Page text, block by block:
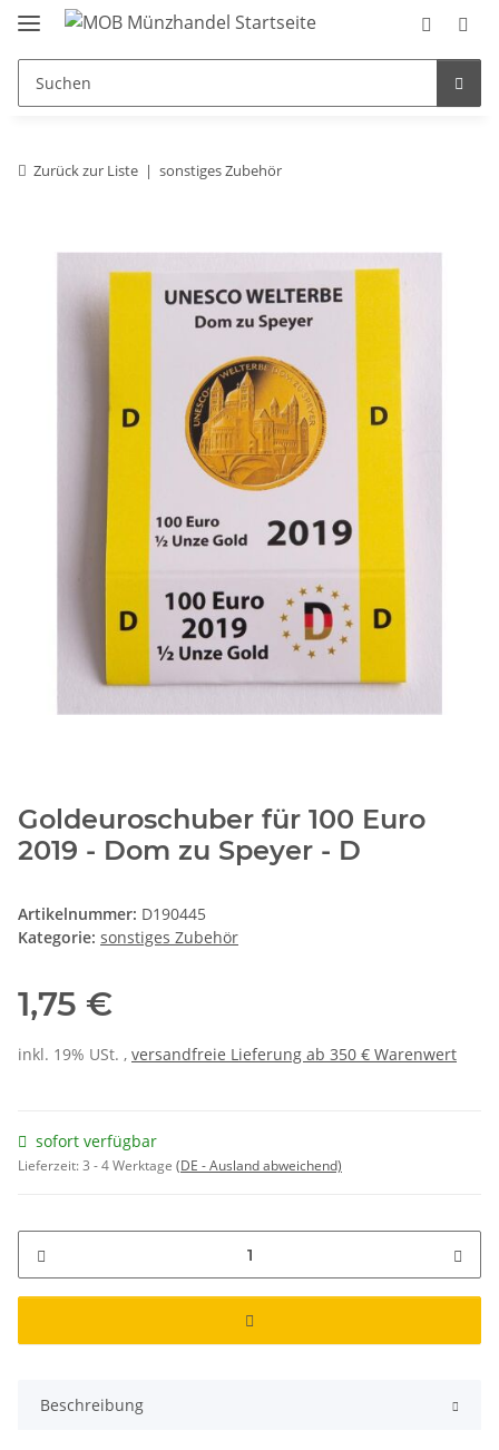
Zurück zur Liste sonstiges Zubehör
Goldeuroschuber für 100 Euro
2019 - Dom zu Speyer - D
Artikelnummer: D190445
Kategorie: sonstiges Zubehör
1,75 €
inkl. 19% USt. , versandfreie Lieferung ab 350 € Warenwert
sofort verfügbar
Lieferzeit:3 - 4 Werktage (DE - Ausland abweichend)
Beschreibung